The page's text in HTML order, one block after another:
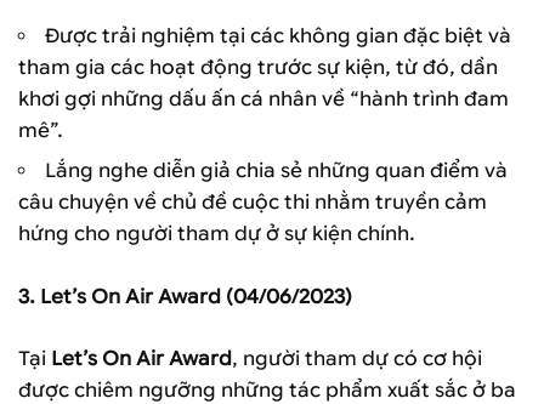
Được trải nghiệm tại các không gian đặc biệt và
tham gia các hoạt động trước sự kiện, từ đó, dần
khơi gợi những dấu ấn cá nhân về “hành trình đam
mê”.
Lắng nghe diễn giả chia sẻ những quan điểm và
câu chuyện về chủ đề cuộc thi nhằm truyền cảm
hứng cho người tham dự ở sự kiện chính.
3. Let’s On Air Award (04/06/2023)
Tại Let’s On Air Award, người tham dự có cơ hội
được chiêm ngưỡng những tác phẩm xuất sắc ở ba